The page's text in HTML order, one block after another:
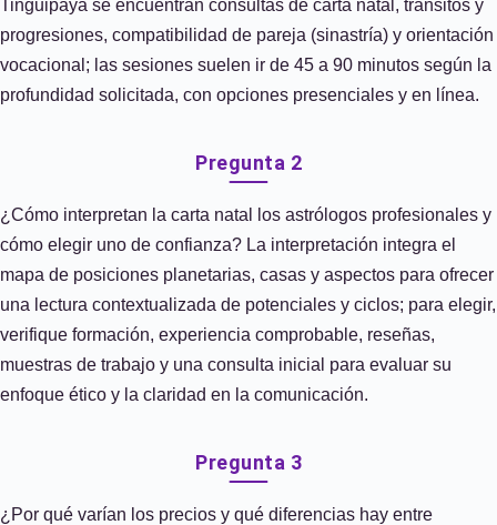
Tinguipaya se encuentran consultas de carta natal, tránsitos y
progresiones, compatibilidad de pareja (sinastría) y orientación
vocacional; las sesiones suelen ir de 45 a 90 minutos según la
profundidad solicitada, con opciones presenciales y en línea.
Pregunta 2
¿Cómo interpretan la carta natal los astrólogos profesionales y
cómo elegir uno de confianza? La interpretación integra el
mapa de posiciones planetarias, casas y aspectos para ofrecer
una lectura contextualizada de potenciales y ciclos; para elegir,
verifique formación, experiencia comprobable, reseñas,
muestras de trabajo y una consulta inicial para evaluar su
enfoque ético y la claridad en la comunicación.
Pregunta 3
¿Por qué varían los precios y qué diferencias hay entre